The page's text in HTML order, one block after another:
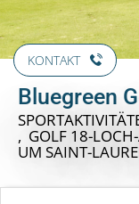
KONTAKT
Bluegreen
, GOLF 18-
UM SAINT-